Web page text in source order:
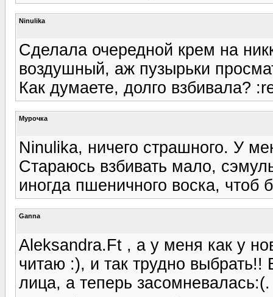
Ninulika
Сделала очередной крем на
воздушный, аж пузырьки
Как думаете, долго взбивала?
Мурочка
Ninulika, ничего страшного. У
Стараюсь взбивать мало,
иногда пшеничного воска, чтоб
Ganna
Aleksandra.Ft , а у меня как у
читаю :), и так трудно
лица, а теперь